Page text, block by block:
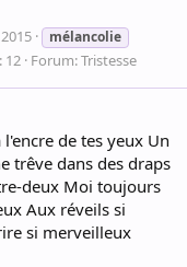
mélancolie
12 Forum:Tristesse
de tes yeux Un
trêve dans des draps
deux Moi toujours
Aux réveils si
si merveilleux